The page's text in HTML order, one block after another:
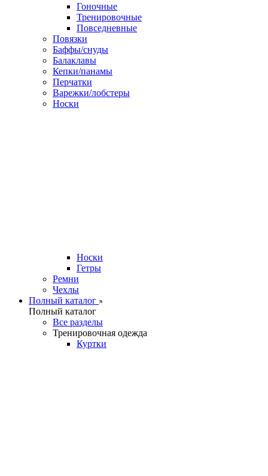
Гоночные
Тренировочные
Повседневные
Повязки
Баффы/снуды
Балаклавы
Кепки/панамы
Перчатки
Варежки/лобстеры
Носки
Носки
Гетры
Ремни
Чехлы
Полный каталог
Полный каталог
Все разделы
Тренировочная одежда
Куртки